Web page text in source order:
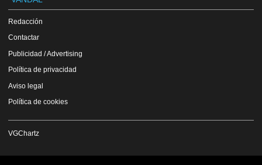
Redacción
Contactar
Publicidad / Advertising
Política de privacidad
Aviso legal
Política de cookies
VGChartz